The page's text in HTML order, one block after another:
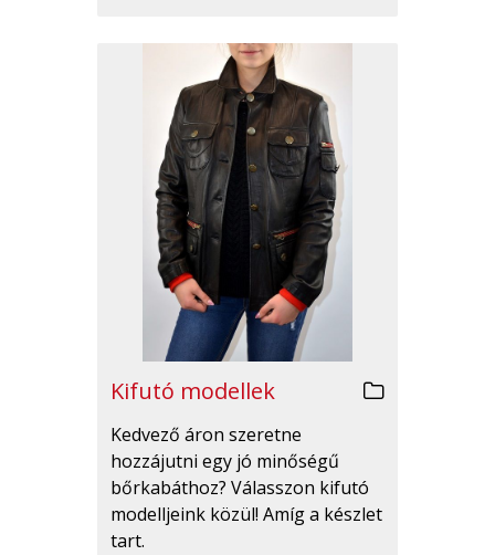
Kifutó modellek
Kedvező áron szeretne
hozzájutni egy jó minőségű
bőrkabáthoz? Válasszon kifutó
modelljeink közül! Amíg a készlet
tart.